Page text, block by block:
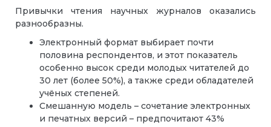
Привычки чтения научных журналов оказались
разнообразны.
Электронный формат выбирает почти
половина респондентов, и этот показатель
особенно высок среди молодых читателей до
30 лет (более 50%), а также среди обладателей
учёных степеней.
Смешанную модель – сочетание электронных
и печатных версий – предпочитают 43%